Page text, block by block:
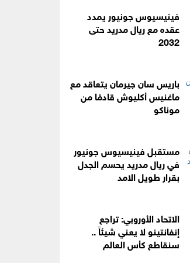
فينيسيوس جونيور يمدد
عقده مع ريال مدريد حتى
2032
باريس سان جيرمان يتعاقد مع
ماغنيس أكليوش قادمًا من
موناكو
مستقبل فينيسيوس جونيور
في ريال مدريد يحسم الجدل
بقرار طويل الامد
الاتحاد الأوروبي: تراجع
إنفانتينو لا يعني شيئاً ..
سنقاطع كأس العالم